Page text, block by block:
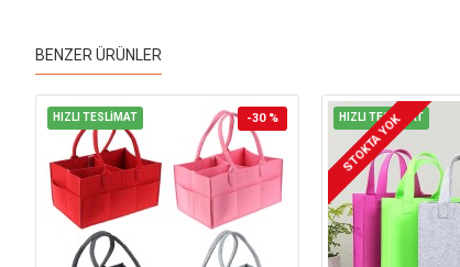
BENZER ÜRÜNLER
HIZLI TESLİMAT -30 % HIZLI TESLİMAT
STOKTA YOK